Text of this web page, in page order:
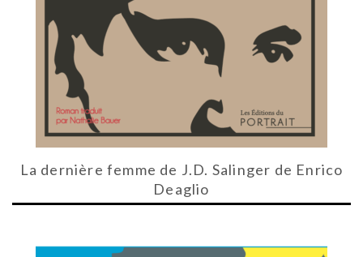
La dernière femme de J.D. Salinger de Enrico
Deaglio